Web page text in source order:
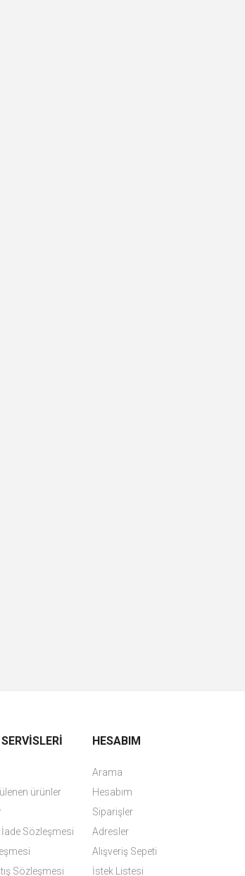
ürünler
Sözleşmesi
Sözleşmesi
HESABIM
Arama
Hesabım
Siparişler
Adresler
Alışveriş Sepeti
İstek Listesi